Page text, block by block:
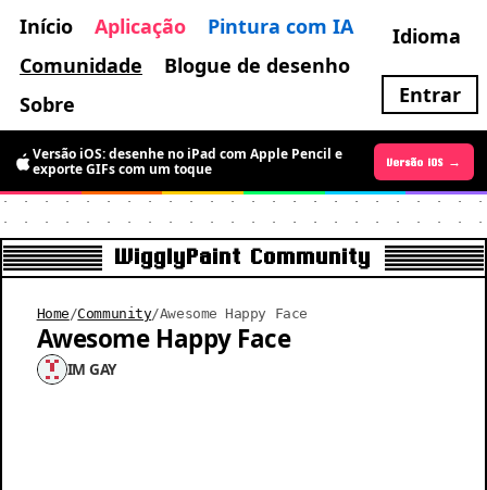
Início Aplicação
Pintura com IA
Comunidade
Blogue de desenho
Sobre
Idioma
Entrar
Versão Android →
Versão iOS: desenhe no iPad com Apple Pencil e
exporte GIFs com um toque
Versão iOS →
WigglyPaint Community
Home /Community/Awesome Happy Face
Awesome Happy Face
IM GAY